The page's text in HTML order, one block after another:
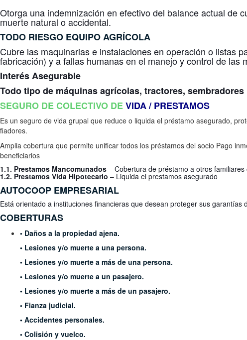
Otorga una indemnización en efectivo del balance actual de
muerte natural o accidental.
TODO RIESGO EQUIPO AGRÍCOLA
Cubre las maquinarias e instalaciones en operación o listas
fabricación) y a fallas humanas en el manejo y control de las
Interés Asegurable
Todo tipo de máquinas agrícolas, tractores, sembradores
SEGURO DE COLECTIVO DEVIDA / PRESTAMOS
Es un seguro de vida grupal que reduce o liquida el préstamo asegurado,
fiadores.
Amplia cobertura que permite unificar todos los préstamos del socio Pago
beneficiarios
1.1. Prestamos Mancomunados – Cobertura de préstamo a otros
1.2. Prestamos Vida Hipotecario – Liquida el prestamos asegurado
AUTOCOOP EMPRESARIAL
Está orientado a instituciones financieras que desean proteger sus garantías
COBERTURAS
• Daños a la propiedad ajena.
• Lesiones y/o muerte a una persona.
• Lesiones y/o muerte a más de una persona.
• Lesiones y/o muerte a un pasajero.
• Lesiones y/o muerte a más de un pasajero.
• Fianza judicial.
• Accidentes personales.
• Colisión y vuelco.